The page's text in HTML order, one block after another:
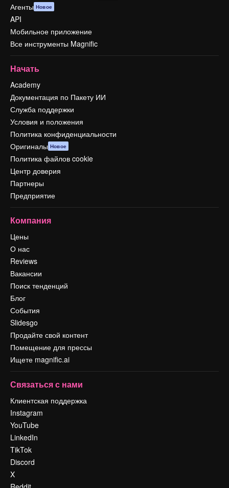
Агенты Новое
API
Мобильное приложение
Все инструменты Magnific
Начать
Academy
Документация по Пакету ИИ
Служба поддержки
Условия и положения
Политика конфиденциальности
Оригиналы Новое
Политика файлов cookie
Центр доверия
Партнеры
Предприятие
Компания
Цены
О нас
Reviews
Вакансии
Поиск тенденций
Блог
События
Slidesgo
Продайте свой контент
Помещение для прессы
Ищете magnific.ai
Связаться с нами
Клиентская поддержка
Instagram
YouTube
LinkedIn
TikTok
Discord
X